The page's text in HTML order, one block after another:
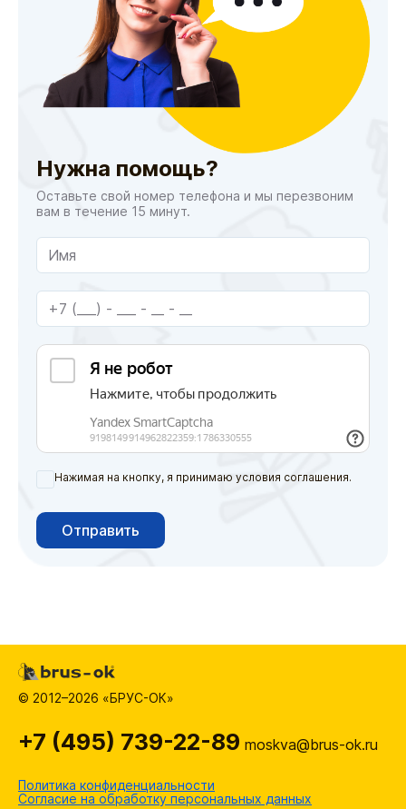
Нужна помощь?
Оставьте свой номер телефона и мы перезвоним
вам в течение 15 минут.
Нажимая на кнопку, я принимаю условия соглашения.
Отправить
© 2012–2026 «БРУС-ОК»
Политика конфиденциальности
Согласие на обработку персональных данных
+7 (495) 739-22-89 moskva@brus-ok.ru